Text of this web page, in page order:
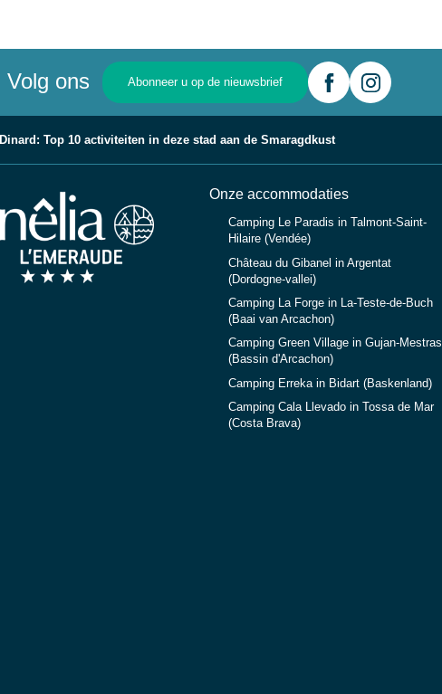
Volg ons Abonneer u op de nieuwsbrief
Dinard: Top 10 activiteiten in deze stad aan de Smaragdkust
Onze accommodaties
Camping Le Paradis in Talmont-Saint-
Hilaire (Vendée)
Château du Gibanel in Argentat
(Dordogne-vallei)
Camping La Forge in La-Teste-de-Buch
(Baai van Arcachon)
Camping Green Village in Gujan-Mestras
(Bassin d'Arcachon)
Camping Erreka in Bidart (Baskenland)
Camping Cala Llevado in Tossa de Mar
(Costa Brava)